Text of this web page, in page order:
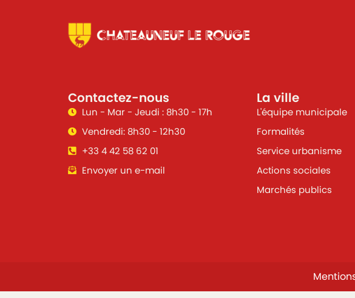
Contactez-nous
Lun - Mar - Jeudi : 8h30 - 17h
Vendredi: 8h30 - 12h30
+33 4 42 58 62 01
Envoyer un e-mail
La ville
L'équipe municipale
Formalités
Service urbanisme
Actions sociales
Marchés publics